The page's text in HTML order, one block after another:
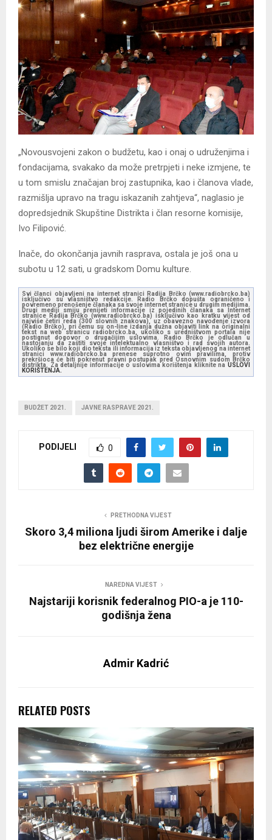
„Novousvojeni zakon o budžetu, kao i onaj o udruženjima i
fondacijama, svakako da može pretrpjeti i neke izmjene, te
u tom smislu značajan broj zastupnika, kao i članova vlade,
razmišlja upravo na tragu iskazanih zahtjeva“, naglasio je
dopredsjednik Skupštine Distrikta i član resorne komisije,
Ivo Filipović.
Inače, do okončanja javnih rasprava, ostala je još ona u
subotu u 12 sati, u gradskom Domu kulture.
Svi članci objavljeni na internet stranici Radija Brčko (www.radiobrcko.ba)
isključivo su vlasništvo redakcije. Radio Brčko dopušta ograničeno i
povremeno prenošenje članaka sa svoje internet stranice u drugim medijima.
Drugi mediji smiju prenijeti informacije iz pojedinih članaka sa Internet
stranice Radija Brčko (www.radiobrcko.ba) isključivo kao kratku vijest od
najviše četiri reda (300 slovnih znakova), uz obavezno navođenje izvora
(Radio Brčko), pri čemu su on-line izdanja dužna objaviti link na originalni
tekst na web stranicu radiobrcko.ba, ukoliko s uredništvom portala nije
postignut dogovor o drugačijim uslovima. Radio Brčko je odlučan u
nastojanju da zaštiti svoje intelektualno vlasništvo i rad svojih autora.
Ukoliko se bilo koji dio teksta ili informacija iz teksta objavljenog na internet
stranici www.radiobrcko.ba prenese suprotno ovim pravilima, protiv
prekršioca će biti pokrenut pravni postupak pred Osnovnim sudom Brčko
distrikta. Za detaljnije informacije o uslovima korištenja kliknite na USLOVI
KORIŠTENJA.
BUDŽET 2021. JAVNE RASPRAVE 2021.
PODIJELI 0
PRETHODNA VIJEST
Skoro 3,4 miliona ljudi širom Amerike i dalje
bez električne energije
NAREDNA VIJEST
Najstariji korisnik federalnog PIO-a je 110-
godišnja žena
Admir Kadrić
RELATED POSTS